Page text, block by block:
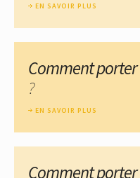
EN SAVOIR PLUS
Comment porter
?
EN SAVOIR PLUS
Comment porter